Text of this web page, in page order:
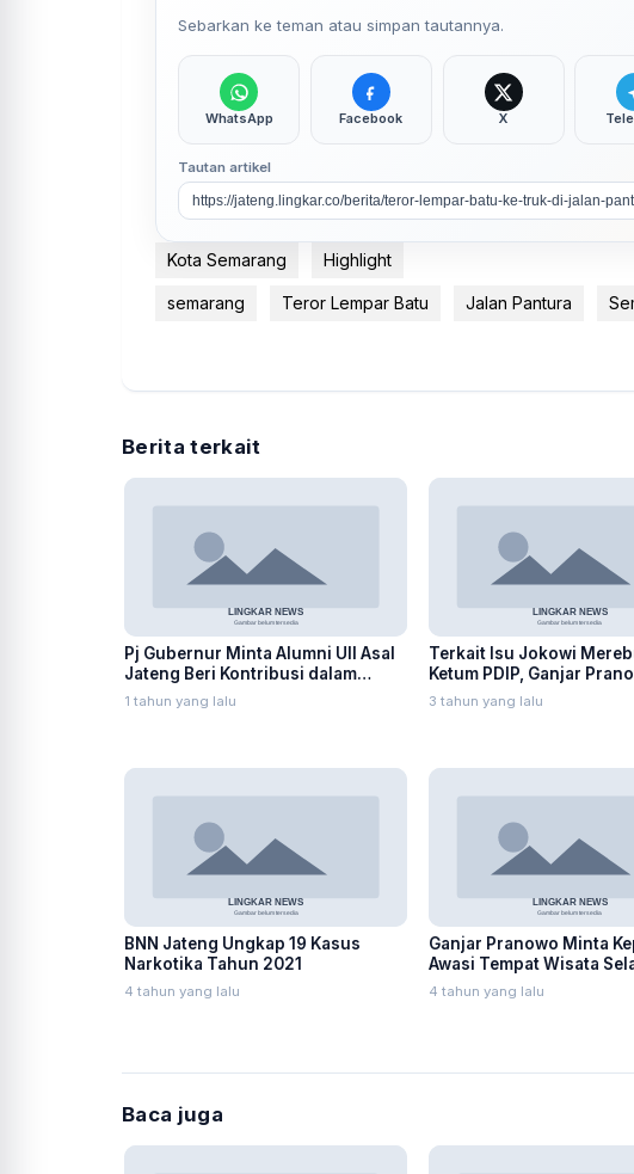
Sebarkan ke teman atau simpan tautannya.
WhatsApp Facebook X
Tautan artikel
Kota Semarang Highlight
semarang Teror Lempar Batu Jalan Pantura
Berita terkait
Pj Gubernur Minta Alumni UII Asal
Jateng Beri Kontribusi dalam
Pembangunan Daerah
1 tahun yang lalu
Terkait Isu Jokowi
Ketum PDIP, Ganjar
Adu Domba
3 tahun yang lalu
BNN Jateng Ungkap 19 Kasus
Narkotika Tahun 2021
4 tahun yang lalu
Ganjar Pranowo Minta
Awasi Tempat Wisata
Nataru
4 tahun yang lalu
Baca juga